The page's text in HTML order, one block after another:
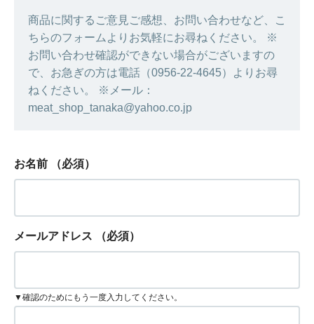
商品に関するご意見ご感想、お問い合わせなど、こ
ちらのフォームよりお気軽にお尋ねください。 ※
お問い合わせ確認ができない場合がございますの
で、お急ぎの方は電話（0956-22-4645）よりお尋
ねください。 ※メール：
meat_shop_tanaka@yahoo.co.jp
お名前 （必須）
メールアドレス （必須）
▼確認のためにもう一度入力してください。